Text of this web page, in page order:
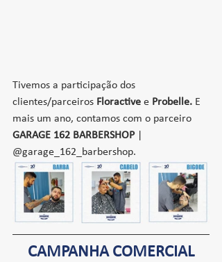
Tivemos a participação dos
clientes/parceiros Floractive e Probelle. E
mais um ano, contamos com o parceiro
GARAGE 162 BARBERSHOP |
@garage_162_barbershop.
CAMPANHA COMERCIAL